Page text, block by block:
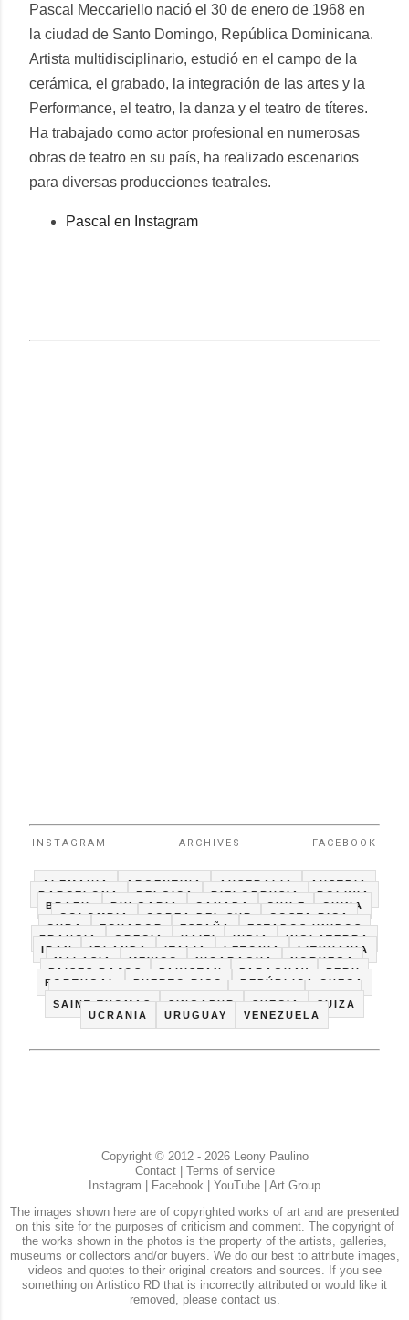
Pascal Meccariello nació el 30 de enero de 1968 en
la ciudad de Santo Domingo, República Dominicana.
Artista multidisciplinario, estudió en el campo de la
cerámica, el grabado, la integración de las artes y la
Performance, el teatro, la danza y el teatro de títeres.
Ha trabajado como actor profesional en numerosas
obras de teatro en su país, ha realizado escenarios
para diversas producciones teatrales.
Pascal en Instagram
INSTAGRAM ARCHIVES FACEBOOK
ALEMANIA ARGENTINA AUSTRALIA
AUSTRIA
BARCELONA
BELGICA BIELORRUSIA
BOLIVIA
BRAZIL
BULGARIA CANADA CHILE
CHINA
COLOMBIA
COREA DEL SUR
COSTA RICA
CUBA
ECUADOR ESPAÑA
ESTADOS UNIDOS
FRANCIA
GRECIA HAITI INDIA
INGLATERRA
IRAN
IRLANDA ITALIA LETONIA
LITHUANIA
MALASIA
MEXICO NICARAGUA
NORUEGA
PAISES BAJOS
PAKISTAN PARAGUAY
PERU
PORTUGAL
PUERTO RICO
REPÚBLICA CHECA
REPUBLICA DOMINICANA
RUMANIA
RUSIA
SAINT THOMAS
SINGAPUR SUECIA
SUIZA
UCRANIA
URUGUAY VENEZUELA
Copyright © 2012 - 2026 Leony Paulino
Contact| Terms of service
Instagram
Facebook YouTube
Art Group
The images shown here are of copyrighted works of art and are presented
on this site for the purposes of criticism and comment. The copyright of
the works shown in the photos is the property of the artists, galleries,
museums or collectors and/or buyers. We do our best to attribute images,
videos and quotes to their original creators and sources. If you see
something on Artistico RD that is incorrectly attributed or would like it
removed, please contact us.